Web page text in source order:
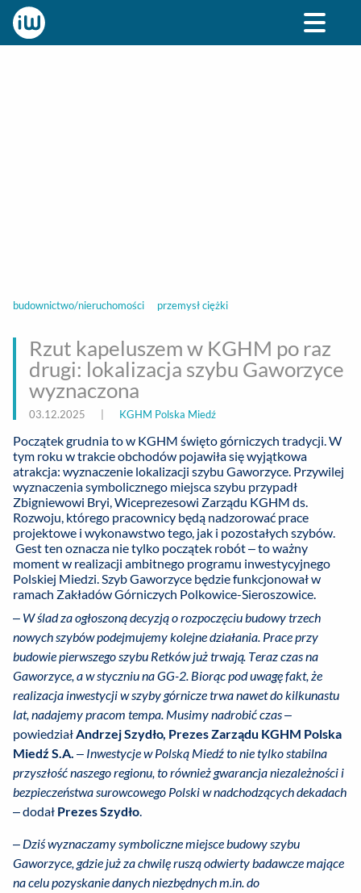
budownictwo/nieruchomości przemysł ciężki
Rzut kapeluszem w KGHM po raz
drugi: lokalizacja szybu Gaworzyce
wyznaczona
03.12.2025 KGHM Polska Miedź
Początek grudnia to w KGHM święto górniczych tradycji. W
tym roku w trakcie obchodów pojawiła się wyjątkowa
atrakcja: wyznaczenie lokalizacji szybu Gaworzyce. Przywilej
wyznaczenia symbolicznego miejsca szybu przypadł
Zbigniewowi Bryi, Wiceprezesowi Zarządu KGHM ds.
Rozwoju, którego pracownicy będą nadzorować prace
projektowe i wykonawstwo tego, jak i pozostałych szybów.
Gest ten oznacza nie tylko początek robót – to ważny
moment w realizacji ambitnego programu inwestycyjnego
Polskiej Miedzi. Szyb Gaworzyce będzie funkcjonował w
ramach Zakładów Górniczych Polkowice-Sieroszowice.
– W ślad za ogłoszoną decyzją o rozpoczęciu budowy trzech
nowych szybów podejmujemy kolejne działania. Prace przy
budowie pierwszego szybu Retków już trwają. Teraz czas na
Gaworzyce, a w styczniu na GG-2. Biorąc pod uwagę fakt, że
realizacja inwestycji w szyby górnicze trwa nawet do kilkunastu
lat, nadajemy pracom tempa. Musimy nadrobić czas –
powiedziałAndrzej Szydło, Prezes Zarządu KGHM Polska
Miedź S.A. – Inwestycje w Polską Miedź to nie tylko stabilna
przyszłość naszego regionu, to również gwarancja niezależności i
bezpieczeństwa surowcowego Polski w nadchodzących dekadach
– dodał Prezes Szydło.
– Dziś wyznaczamy symboliczne miejsce budowy szybu
Gaworzyce, gdzie już za chwilę ruszą odwierty badawcze mające
na celu pozyskanie danych niezbędnych m.in. do